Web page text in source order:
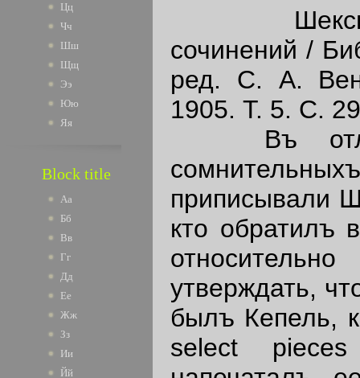
Цц
Чч
Шш
Щщ
Ээ
Юю
Яя
Block title
Аа
Бб
Вв
Гг
Дд
Ее
Жж
Зз
Ии
Йй
Шекспир
сочинений /
ред. С. А.
1905. Т. 5. С.
Въ
приписывали
кто обратилъ
утверждать,
былъ Кепель,
select